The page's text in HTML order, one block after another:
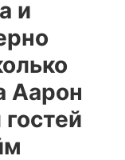
и
Аарон